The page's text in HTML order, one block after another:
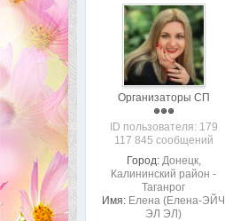
Организаторы СП
ID пользователя: 179
117 845 сообщений
Город: Донецк,
Калининский район -
Таганрог
Имя: Елена (Елена-ЭЙЧ
ЭЛ ЭЛ)